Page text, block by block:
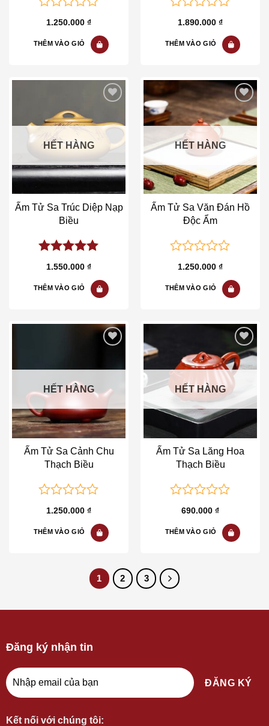
of
1.250.000 ₫
THÊM VÀO GIỎ
of
1.890.000 ₫
THÊM VÀO GIỎ
Add to wishlist
HẾT HÀNG
Ấm Tử Sa Trúc Diệp Nạp
Biều
5.00out of
1.550.000 ₫
THÊM VÀO GIỎ
Add to wishlist
HẾT HÀNG
Ấm Tử Sa Văn Đán Hồ
Độc Ẩm
of
1.250.000 ₫
THÊM VÀO GIỎ
Add to wishlist
HẾT HÀNG
Ấm Tử Sa Cảnh Chu
Thạch Biều
of
1.250.000 ₫
THÊM VÀO GIỎ
Add to wishlist
HẾT HÀNG
Ấm Tử Sa Lăng Hoa
Thạch Biều
of
690.000 ₫
THÊM VÀO GIỎ
1 2 3
Đăng ký nhận tin
Kết nối với chúng tôi: